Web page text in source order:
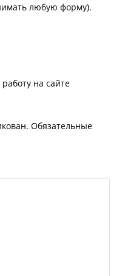
любую форму).
на сайте
Обязательные